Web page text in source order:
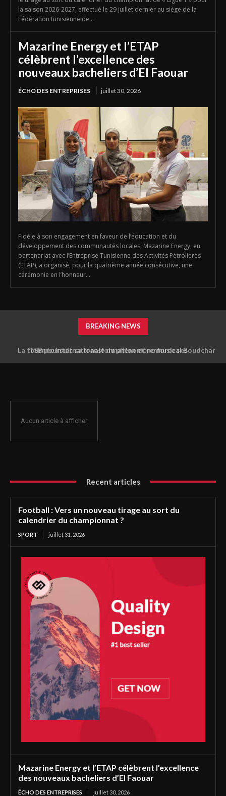
la saison 2026-2027, effectué le 29 juillet dernier au siège de la
Fédération tunisienne de...
Mazarine Energy et l’ETAP
célèbrent l’excellence des
nouveaux bacheliers d’El Faouar
ÉCHO DES ENTREPRISES juillet 30, 2026
Fidèle à son engagement en faveur de l’éducation et du
développement des communautés locales, Mazarine Energy, en
partenariat avec l’Entreprise Tunisienne des Activités Pétrolières
(ETAP), a organisé, pour la quatrième année consécutive, une
cérémonie en l’honneur...
BREAKING NEWS
TSB poursuit sa transformation et renforce ses
La tournée internationale du phénomène musical Boudchart
Aucun article à afficher
Recent articles
Football : Vers un nouveau tirage au sort du
calendrier du championnat ?
SPORT juillet 31, 2026
Mazarine Energy et l’ETAP célèbrent l’excellence
des nouveaux bacheliers d’El Faouar
ÉCHO DES ENTREPRISES juillet 30, 2026